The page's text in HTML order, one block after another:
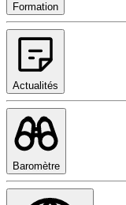
Formation
Actualités
Baromètre